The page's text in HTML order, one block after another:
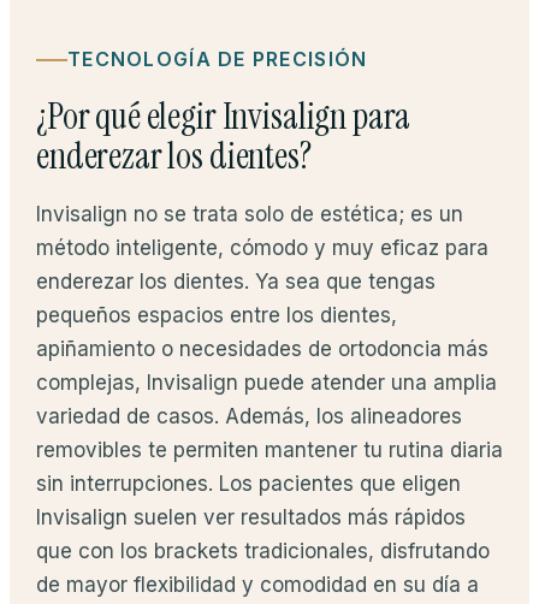
TECNOLOGÍA DE PRECISIÓN
¿Por qué elegir Invisalign para
enderezar los dientes?
Invisalign no se trata solo de estética; es un
método inteligente, cómodo y muy eficaz para
enderezar los dientes. Ya sea que tengas
pequeños espacios entre los dientes,
apiñamiento o necesidades de ortodoncia más
complejas, Invisalign puede atender una amplia
variedad de casos. Además, los alineadores
removibles te permiten mantener tu rutina diaria
sin interrupciones. Los pacientes que eligen
Invisalign suelen ver resultados más rápidos
que con los brackets tradicionales, disfrutando
de mayor flexibilidad y comodidad en su día a